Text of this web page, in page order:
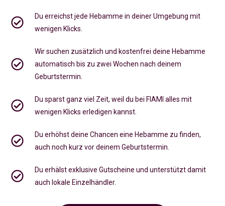
Du erreichst jede Hebamme in deiner Umgebung mit
wenigen Klicks.
Wir suchen zusätzlich und kostenfrei deine Hebamme
automatisch bis zu zwei Wochen nach deinem
Geburtstermin.
Du sparst ganz viel Zeit, weil du bei FIAMI alles mit
wenigen Klicks erledigen kannst.
Du erhöhst deine Chancen eine Hebamme zu finden,
auch noch kurz vor deinem Geburtstermin
Du erhälst exklusive Gutscheine und unterstützt damit
auch lokale Einzelhändler.